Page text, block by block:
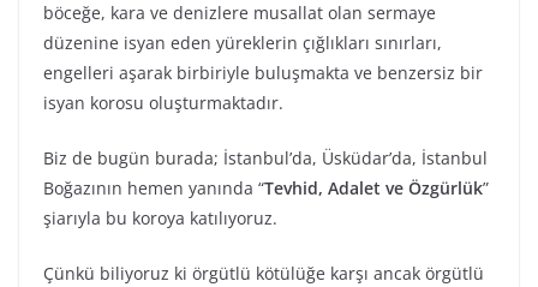
böceğe, kara ve denizlere musallat olan sermaye
düzenine isyan eden yüreklerin çığlıkları sınırları,
engelleri aşarak birbiriyle buluşmakta ve benzersiz bir
isyan korosu oluşturmaktadır.
Biz de bugün burada; İstanbul’da, Üsküdar’da, İstanbul
Boğazının hemen yanında “Tevhid, Adalet ve Özgürlük”
şiarıyla bu koroya katılıyoruz.
Çünkü biliyoruz ki örgütlü kötülüğe karşı ancak örgütlü